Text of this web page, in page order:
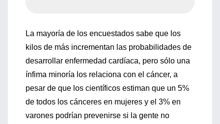
La mayoría de los encuestados sabe que los
kilos de más incrementan las probabilidades de
desarrollar enfermedad cardíaca, pero sólo una
ínfima minoría los relaciona con el cáncer, a
pesar de que los científicos estiman que un 5%
de todos los cánceres en mujeres y el 3% en
varones podrían prevenirse si la gente no